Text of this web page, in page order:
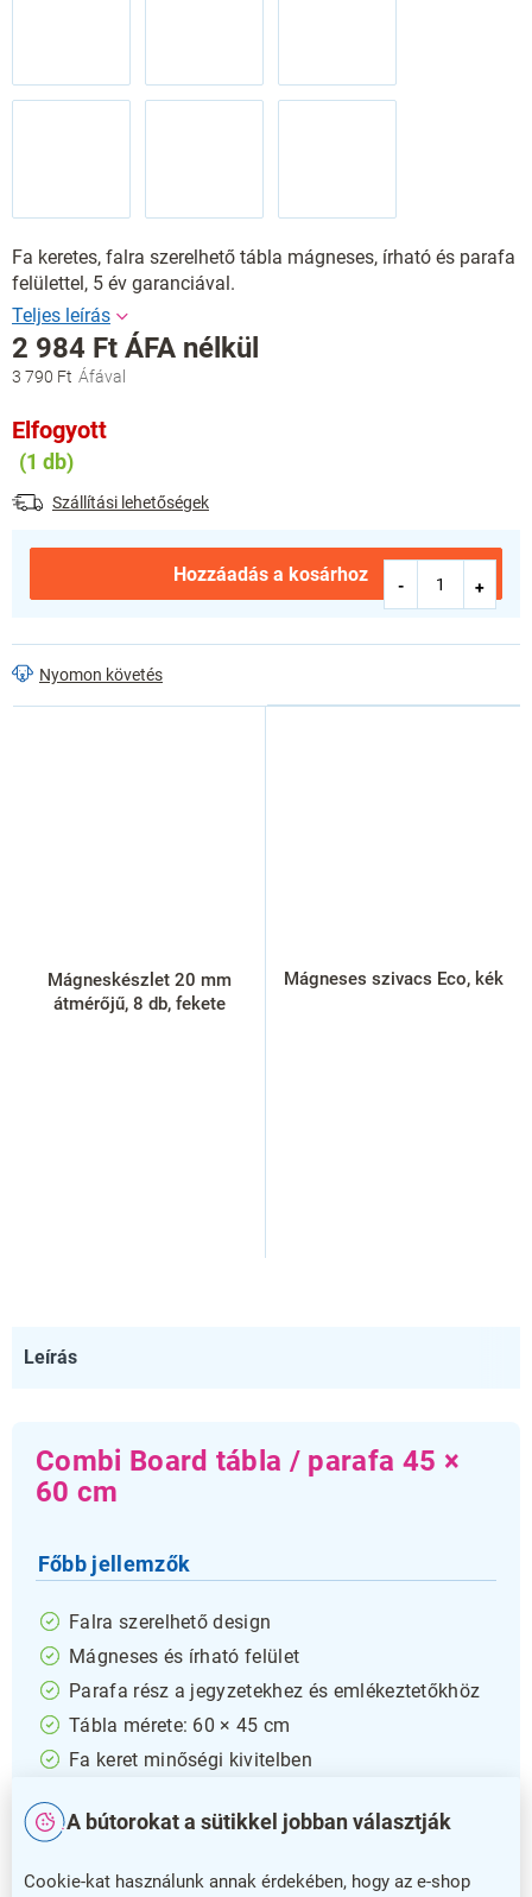
A bútorokat a sütikkel jobban választják
Cookie-kat használunk annak érdekében, hogy az e-shop
Fa keretes, falra szerelhető tábla mágneses, írható és parafa
felülettel, 5 év garanciával.
3 790 Ft
2 984 Ft ÁFA nélkül
Egységár:
Elfogyott
(1 db)
Szállítási lehetőségek
Hozzáadás a kosárhoz
Nyomon követés
Mágneskészlet 20 mm
átmérőjű, 8 db, fekete
Mágneses szivacs Eco, kék
Leírás
Combi Board tábla / parafa 45 ×
60 cm
Főbb jellemzők
Falra szerelhető design
Mágneses és írható felület
Parafa rész a jegyzetekhez és emlékeztetőkhöz
Tábla mérete: 60 × 45 cm
Fa keret minőségi kivitelben
5 év garancia
A Combi Board tábla egyszerre kínál praktikumot és